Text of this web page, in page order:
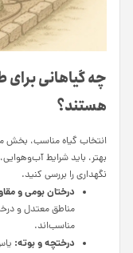
چه گیاهانی برای
هستند؟
انتخاب گیاه مناسب، بخش
بهتر، باید شرایط
نگهداری را بررسی کنید.
درختان بومی و
مناطق معتدل و
مناسب‌اند.
درختچه و بوته: